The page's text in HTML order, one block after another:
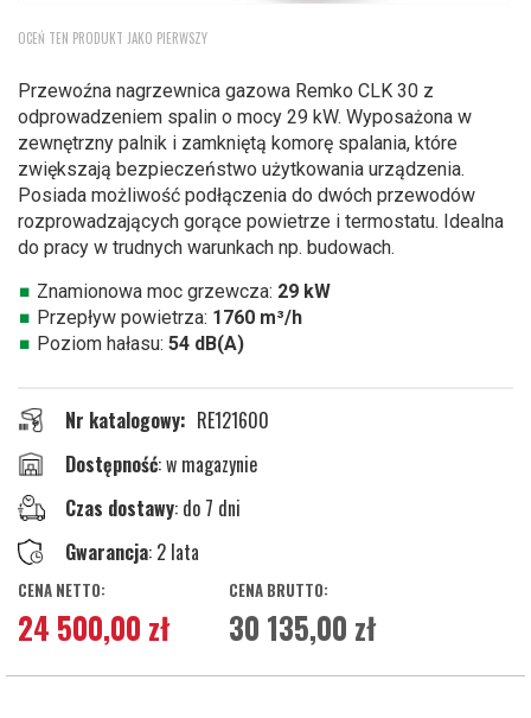
na
galerii
OCEŃ TEN PRODUKT JAKO PIERWSZY
Przewoźna nagrzewnica gazowa Remko CLK 30 z
odprowadzeniem spalin o mocy 29 kW. Wyposażona w
zewnętrzny palnik i zamkniętą komorę spalania, które
zwiększają bezpieczeństwo użytkowania urządzenia.
Posiada możliwość podłączenia do dwóch przewodów
rozprowadzających gorące powietrze i termostatu. Idealna
do pracy w trudnych warunkach np. budowach.
Znamionowa moc grzewcza: 29 kW
Przepływ powietrza: 1760 m³/h
Poziom hałasu: 54 dB(A)
Nr katalogowy
RE121600
w magazynie
Czas dostawy: do 7 dni
Gwarancja: 2 lata
30 135,00 zł
24 500,00 zł